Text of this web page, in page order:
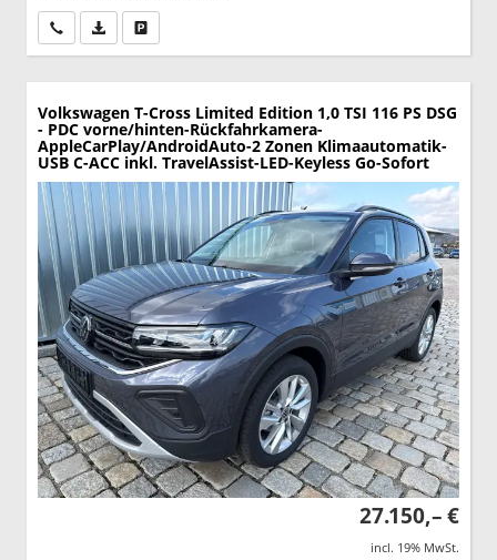
Wir rufen Sie anPDF-Datei, Fahrzeugexposé drucken
Volkswagen T-Cross Limited Edition 1,0 TSI 116 PS DSG
- PDC vorne/hinten-Rückfahrkamera-
AppleCarPlay/AndroidAuto-2 Zonen Klimaautomatik-
USB C-ACC inkl. TravelAssist-LED-Keyless Go-Sofort
27.150,– €
incl. 19% MwSt.